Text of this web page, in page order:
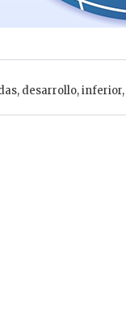
, desarrollo,inferior,